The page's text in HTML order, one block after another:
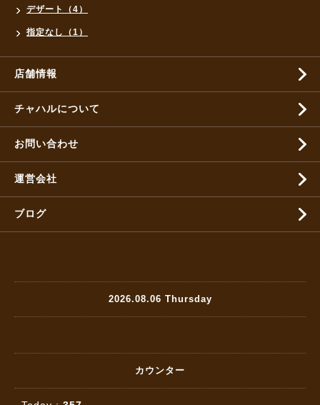
デザート（4）
指定なし（1）
店舗情報
チャハルについて
お問い合わせ
運営会社
ブログ
2026.08.06 Thursday
カウンター